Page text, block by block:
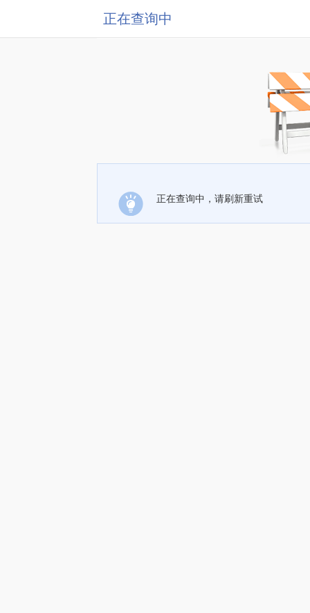
正在查询中
正在查询中，请刷新重试